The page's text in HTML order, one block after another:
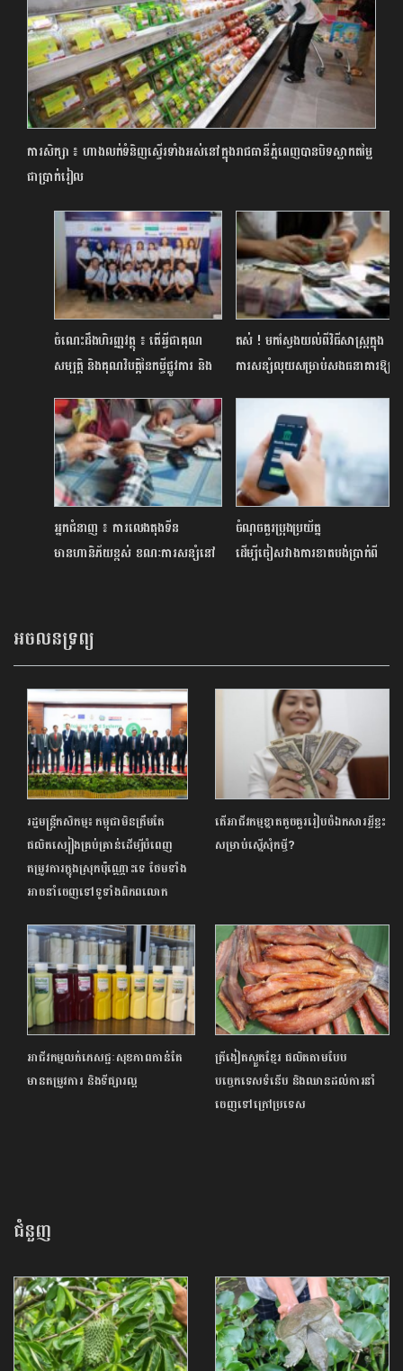
ការសិក្សា ៖ ហាងលក់ទំនិញស្ទើរទាំងអស់នៅក្នុងរាជធានីភ្នំពេញបានបិទស្លាកតម្លៃ
ជាប្រាក់រៀល
ចំណេះដឹងហិរញ្ញវត្ថុ ៖ តើអ្វីជាគុណ
សម្បត្តិ និងគុណវិបត្តិនៃកម្ចីផ្លូវការ និង
តស់ ! មកស្វែងយល់ពីវិធីសាស្ត្រក្នុង
ការសន្សំលុយសម្រាប់សងធនាគារឱ្យ
អ្នកជំនាញ ៖ ការលេងតុងទីន
មានហានិភ័យខ្ពស់ ខណៈការសន្សំនៅ
ចំណុចគួរប្រុងប្រយ័ត្ន
ដើម្បីចៀសវាងការខាតបង់ប្រាក់ពី
អចលនទ្រព្យ
រដ្ឋមន្ត្រីកសិកម្ម៖ កម្ពុជាមិនត្រឹមតែ
ផលិតស្បៀងគ្រប់គ្រាន់ដើម្បីបំពេញ
តម្រូវការក្នុងស្រុកប៉ុណ្ណោះទេ ថែមទាំង
អាចនាំចេញទៅទូទាំងពិភពលោក
តើអាជីវកម្មខ្នាតតូចគួររៀបចំឯកសារអ្វីខ្លះ
សម្រាប់ស្នើសុំកម្ចី?
អាជីវកម្មលក់ភេសជ្ជៈសុខភាពកាន់តែ
មានតម្រូវការ និងទីផ្សារល្អ
ត្រីងៀតស្ងួតខ្មែរ ផលិតតាមបែប
បច្ចេកទេសទំនើប និងឈានដល់ការនាំ
ចេញទៅក្រៅប្រទេស
ជំនួញ